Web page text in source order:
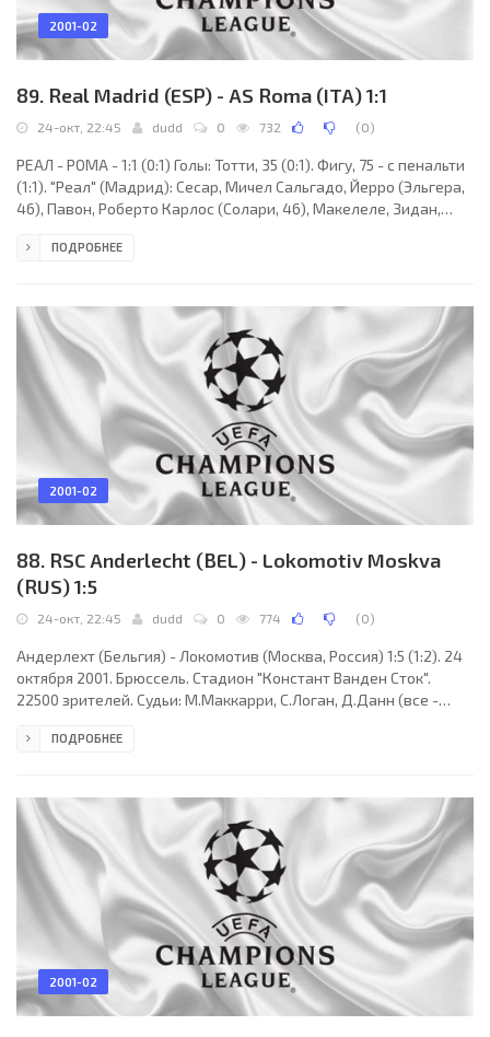
2001-02
89. Real Madrid (ESP) - AS Roma (ITA) 1:1
24-окт, 22:45 dudd 0 732 (0)
РЕАЛ - РОМА - 1:1 (0:1) Голы: Тотти, 35 (0:1). Фигу, 75 - с пенальти
(1:1). "Реал" (Мадрид): Сесар, Мичел Сальгадо, Йерро (Эльгера,
46), Павон, Роберто Карлос (Солари, 46), Макелеле, Зидан,
Антоньоли, Зебина, Самуэль, Загу (Алдаир, 46), Кафу, Томмази
Зебина, 67. Макелеле, 82 (предупреждения). Судья: Круг
(Германия). 24
ПОДРОБНЕЕ
2001-02
88. RSC Anderlecht (BEL) - Lokomotiv Moskva
(RUS) 1:5
24-окт, 22:45 dudd 0 774 (0)
Андерлехт (Бельгия) - Локомотив (Москва, Россия) 1:5 (1:2). 24
октября 2001. Брюссель. Стадион "Констант Ванден Сток".
22500 зрителей. Судьи: М.Маккарри, С.Логан, Д.Данн (все -
Вандерхаге, Хаси, Хендрикс, Эль-Саид (Де Билде, 46), Аруна
Лексето (Нижегородов, 84), Сенников, Лоськов, Измайлов,
Обиора (Бузникин, 55), Пименов
ПОДРОБНЕЕ
2001-02